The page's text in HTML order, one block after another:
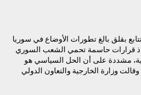
بقلق بالغ تطورات الأوضاع في سوريا
قرارات حاسمة تحمي الشعب السوري
مشددة على أن الحل السياسي هو
وزارة الخارجية والتعاون الدولي